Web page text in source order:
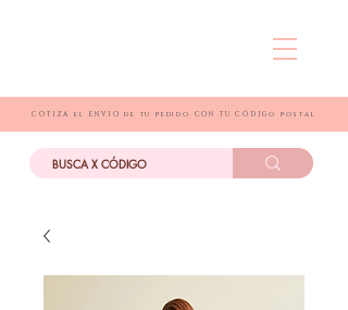
COTIZA el ENVIO de tu pedido CON TU CÓDIGo postal